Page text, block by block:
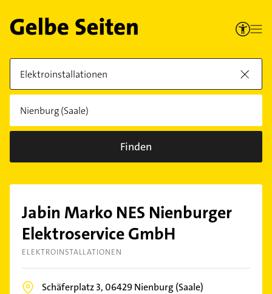
Finden
Jabin Marko NES Nienburger
Elektroservice GmbH
ELEKTROINSTALLATIONEN
Schäferplatz 3,06429Nienburg (Saale)